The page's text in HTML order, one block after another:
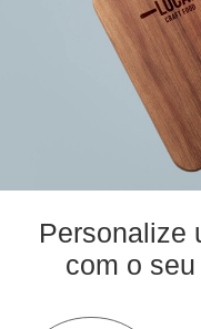
Personalize
com o